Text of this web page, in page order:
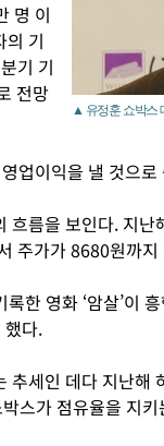
▲ 유정훈 쇼박스
명 이
의 기
기 기
전망
업이익을 낼 것으
흐름을 보인다. 지
주가가 8680원까
한 영화 ‘암살’이
했다.
추세인 데다 지난해
스가 점유율을 지